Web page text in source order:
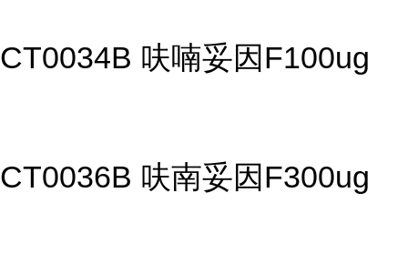
CT0034B 呋喃妥因F100ug
CT0036B 呋南妥因F300ug